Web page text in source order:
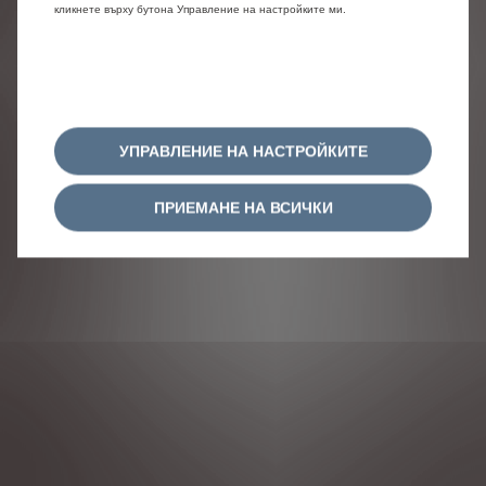
кликнете върху бутона Управление на настройките ми.
УПРАВЛЕНИЕ НА НАСТРОЙКИТЕ
ПРИЕМАНЕ НА ВСИЧКИ